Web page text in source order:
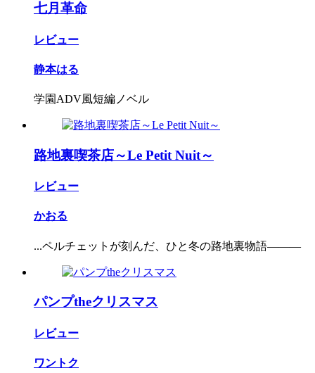
七月革命
レビュー
静本はる
学園ADV風短編ノベル
路地裏喫茶店～Le Petit Nuit～
レビュー
かおる
...ペルチェットが刻んだ、ひと冬の路地裏物語―――
パンプtheクリスマス
レビュー
ワントク